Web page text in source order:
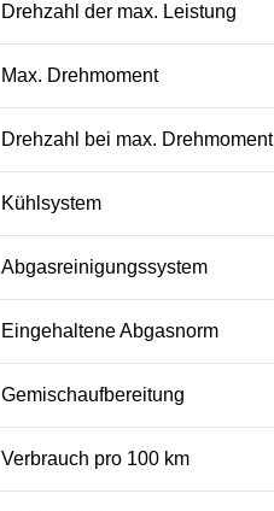
Drehzahl der max. Leistung
Max. Drehmoment
Drehzahl bei max. Drehmoment
Kühlsystem
Abgasreinigungssystem
Eingehaltene Abgasnorm
Gemischaufbereitung
Verbrauch pro 100 km